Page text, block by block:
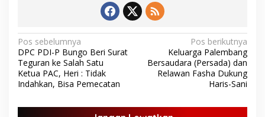
N
a
v
i
g
Pos sebelumnya
DPC PDI-P Bungo Beri Surat
Teguran ke Salah Satu
Ketua PAC, Heri : Tidak
Indahkan, Bisa Pemecatan
Pos berikutnya
Keluarga Palembang
Bersaudara (Persada) dan
Relawan Fasha Dukung
Haris-Sani